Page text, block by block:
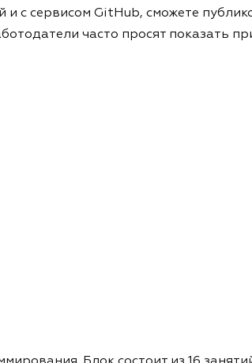
с сервисом GitHub, сможете
часто просят показать